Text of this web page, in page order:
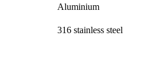
Aluminium
316 stainless steel